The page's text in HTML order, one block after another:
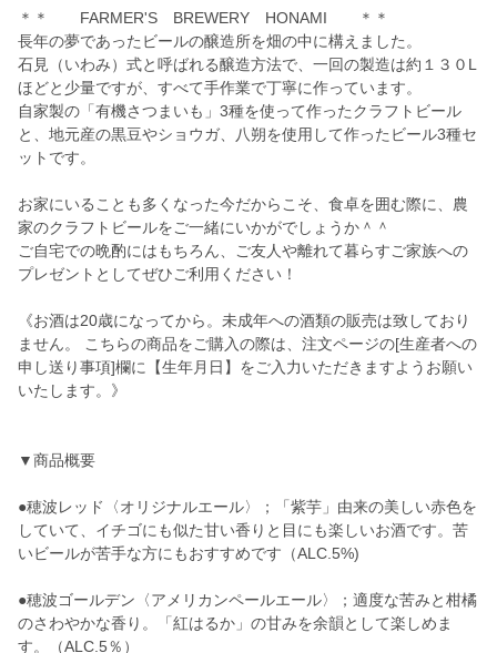
＊＊ FARMER'S BREWERY HONAMI ＊＊
長年の夢であったビールの醸造所を畑の中に構えました。
石見（いわみ）式と呼ばれる醸造方法で、一回の製造は約１３０L
ほどと少量ですが、すべて手作業で丁寧に作っています。
自家製の「有機さつまいも」3種を使って作ったクラフトビール
と、地元産の黒豆やショウガ、八朔を使用して作ったビール3種セ
ットです。
お家にいることも多くなった今だからこそ、食卓を囲む際に、農
家のクラフトビールをご一緒にいかがでしょうか＾＾
ご自宅での晩酌にはもちろん、ご友人や離れて暮らすご家族への
プレゼントとしてぜひご利用ください！
《お酒は20歳になってから。未成年への酒類の販売は致しており
ません。 こちらの商品をご購入の際は、注文ページの[生産者への
申し送り事項]欄に【生年月日】をご入力いただきますようお願い
いたします。》
▼商品概要
●穂波レッド〈オリジナルエール〉；「紫芋」由来の美しい赤色を
していて、イチゴにも似た甘い香りと目にも楽しいお酒です。苦
いビールが苦手な方にもおすすめです（ALC.5%)
●穂波ゴールデン〈アメリカンペールエール〉；適度な苦みと柑橘
のさわやかな香り。「紅はるか」の甘みを余韻として楽しめま
す。（ALC.5％）